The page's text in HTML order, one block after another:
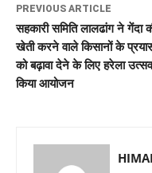
PREVIOUS ARTICLE
सहकारी समिति लालढांग ने गेंदा
खेती करने वाले किसानों के
को बढ़ावा देने के लिए हरेला
किया आयोजन